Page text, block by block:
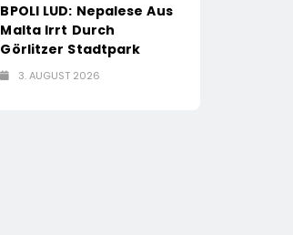
BPOLI LUD: Nepalese Aus
Malta Irrt Durch
Görlitzer Stadtpark
3. AUGUST 2026